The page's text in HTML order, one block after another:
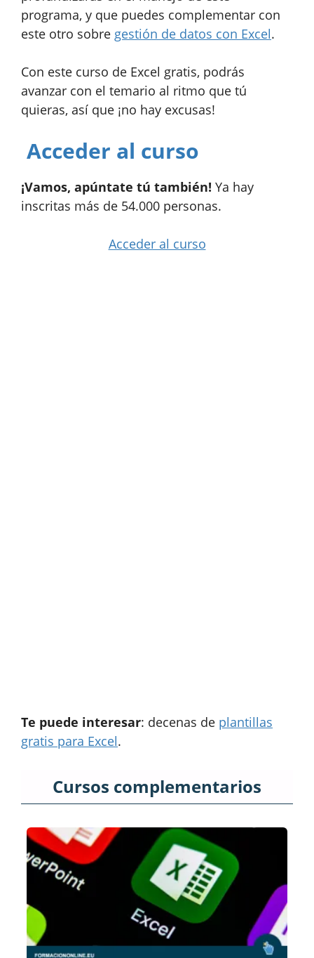
programa, y que puedes complementar con
este otro sobre gestión de datos con Excel.
Con este curso de Excel gratis, podrás
avanzar con el temario al ritmo que tú
quieras, así que ¡no hay excusas!
Acceder al curso
¡Vamos, apúntate tú también! Ya hay
inscritas más de 54.000 personas.
Acceder al curso
Te puede interesar: decenas de plantillas
gratis para Excel.
Cursos complementarios